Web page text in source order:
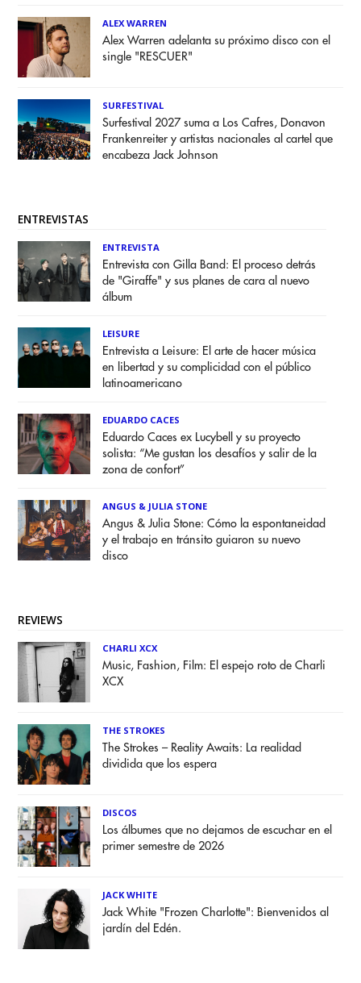
ALEX WARREN
Alex Warren adelanta su próximo disco con el
single "RESCUER"
SURFESTIVAL
Surfestival 2027 suma a Los Cafres, Donavon
Frankenreiter y artistas nacionales al cartel que
encabeza Jack Johnson
ENTREVISTAS
ENTREVISTA
Entrevista con Gilla Band: El proceso detrás
de "Giraffe" y sus planes de cara al nuevo
álbum
LEISURE
Entrevista a Leisure: El arte de hacer música
en libertad y su complicidad con el público
latinoamericano
EDUARDO CACES
Eduardo Caces ex Lucybell y su proyecto
solista: “Me gustan los desafíos y salir de la
zona de confort”
ANGUS & JULIA STONE
Angus & Julia Stone: Cómo la espontaneidad
y el trabajo en tránsito guiaron su nuevo
disco
REVIEWS
CHARLI XCX
Music, Fashion, Film: El espejo roto de Charli
XCX
THE STROKES
The Strokes – Reality Awaits: La realidad
dividida que los espera
DISCOS
Los álbumes que no dejamos de escuchar en el
primer semestre de 2026
JACK WHITE
Jack White "Frozen Charlotte": Bienvenidos al
jardín del Edén.